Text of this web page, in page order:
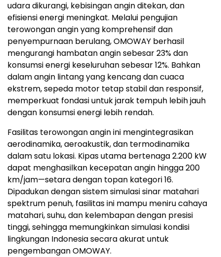
udara dikurangi, kebisingan angin ditekan, dan
efisiensi energi meningkat. Melalui pengujian
terowongan angin yang komprehensif dan
penyempurnaan berulang, OMOWAY berhasil
mengurangi hambatan angin sebesar 23% dan
konsumsi energi keseluruhan sebesar 12%. Bahkan
dalam angin lintang yang kencang dan cuaca
ekstrem, sepeda motor tetap stabil dan responsif,
memperkuat fondasi untuk jarak tempuh lebih jauh
dengan konsumsi energi lebih rendah.
Fasilitas terowongan angin ini mengintegrasikan
aerodinamika, aeroakustik, dan termodinamika
dalam satu lokasi. Kipas utama bertenaga 2.200 kW
dapat menghasilkan kecepatan angin hingga 200
km/jam—setara dengan topan kategori 16.
Dipadukan dengan sistem simulasi sinar matahari
spektrum penuh, fasilitas ini mampu meniru cahaya
matahari, suhu, dan kelembapan dengan presisi
tinggi, sehingga memungkinkan simulasi kondisi
lingkungan Indonesiasecara akurat untuk
pengembangan OMOWAY.